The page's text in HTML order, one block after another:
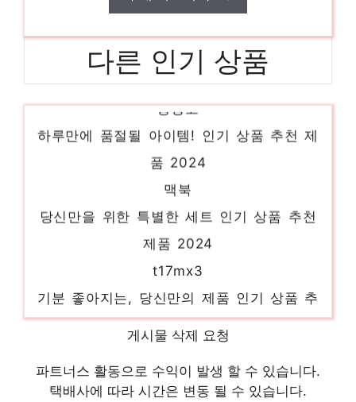
다른 인기 상품
레노버노트북
당신의 생활을 바꿔줄 기회 인기 상품 추천
제품 2024
게시물 삭제 요청
파트너스 활동으로 수익이 발생 할 수 있습니다.
택배사에 따라 시간은 변동 될 수 있습니다.